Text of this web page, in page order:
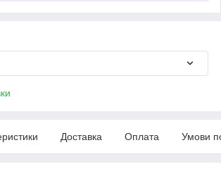
Доставка Оплата Умови